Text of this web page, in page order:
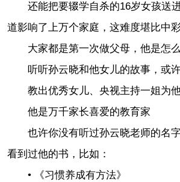
还能把要辍学自杀的16岁女孩送
道影响了上万个家庭，这难度堪比中
大家都是第一次做父母，他是怎
听听孙云晓和他女儿的故事，或许
教出优秀女儿、央视主持一姐为
他是万千家长喜爱的教育家
也许你没有听过孙云晓老师的名
看到过他的书，比如：
• 《习惯养成有方法》